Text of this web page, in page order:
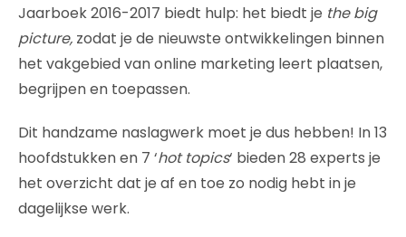
Jaarboek 2016-2017 biedt hulp: het biedt je the big
picture, zodat je de nieuwste ontwikkelingen binnen
het vakgebied van online marketing leert plaatsen,
begrijpen en toepassen.
Dit handzame naslagwerk moet je dus hebben! In 13
hoofdstukken en 7 ‘hot topics‘ bieden 28 experts je
het overzicht dat je af en toe zo nodig hebt in je
dagelijkse werk.